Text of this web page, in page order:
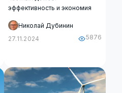
эффективность и экономия
Николай Дубинин
27.11.2024
5876